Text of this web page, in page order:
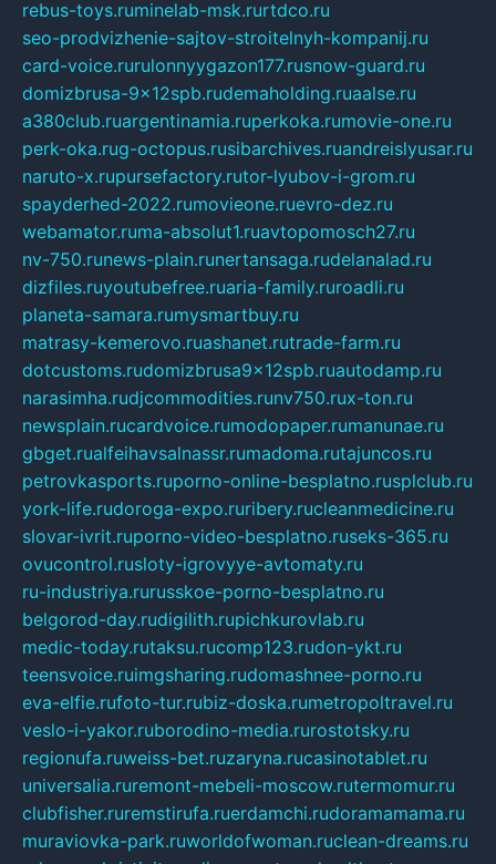
rebus-toys.ruminelab-msk.rurtdco.ru
seo-prodvizhenie-sajtov-stroitelnyh-kompanij.ru
card-voice.rurulonnyygazon177.rusnow-guard.ru
domizbrusa-9x12spb.rudemaholding.ruaalse.ru
a380club.ruargentinamia.ruperkoka.rumovie-one.ru
perk-oka.rug-octopus.rusibarchives.ruandreislyusar.ru
naruto-x.rupursefactory.rutor-lyubov-i-grom.ru
spayderhed-2022.rumovieone.ruevro-dez.ru
webamator.ruma-absolut1.ruavtopomosch27.ru
nv-750.runews-plain.runertansaga.rudelanalad.ru
dizfiles.ruyoutubefree.ruaria-family.ruroadli.ru
planeta-samara.rumysmartbuy.ru
matrasy-kemerovo.ruashanet.rutrade-farm.ru
dotcustoms.rudomizbrusa9x12spb.ruautodamp.ru
narasimha.rudjcommodities.runv750.rux-ton.ru
newsplain.rucardvoice.rumodopaper.rumanunae.ru
gbget.rualfeihavsalnassr.rumadoma.rutajuncos.ru
petrovkasports.ruporno-online-besplatno.rusplclub.ru
york-life.rudoroga-expo.ruribery.rucleanmedicine.ru
slovar-ivrit.ruporno-video-besplatno.ruseks-365.ru
ovucontrol.rusloty-igrovyye-avtomaty.ru
ru-industriya.rurusskoe-porno-besplatno.ru
belgorod-day.rudigilith.rupichkurovlab.ru
medic-today.rutaksu.rucomp123.rudon-ykt.ru
teensvoice.ruimgsharing.rudomashnee-porno.ru
eva-elfie.rufoto-tur.rubiz-doska.rumetropoltravel.ru
veslo-i-yakor.ruborodino-media.rurostotsky.ru
regionufa.ruweiss-bet.ruzaryna.rucasinotablet.ru
universalia.ruremont-mebeli-moscow.rutermomur.ru
clubfisher.ruremstirufa.ruerdamchi.rudoramamama.ru
muraviovka-park.ruworldofwoman.ruclean-dreams.ru